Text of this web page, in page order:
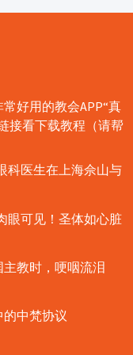
常好用的教会APP“真
接看下载教程（请帮
科医生在上海佘山与
眼可见！圣体如心脏
教时，哽咽流泪
中梵协议